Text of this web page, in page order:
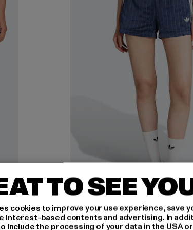
ADIDAS
Pin-Stripe Satin
TO SEE
cookies to improve your use experience, save
interest-based contents and advertising. In
include the processing of your data in the USA